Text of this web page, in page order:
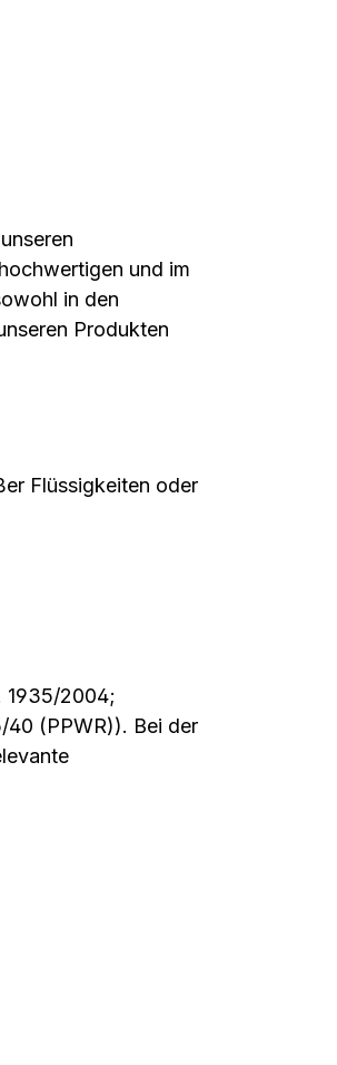
und im
in den
Produkten
Flüssigkeiten oder
1935/2004;
40 (PPWR)). Bei der